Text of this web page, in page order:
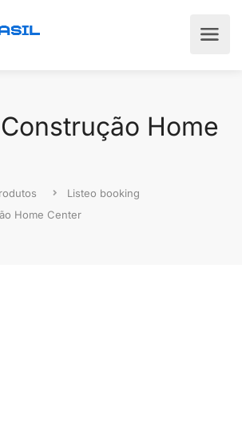
Home
Listeo booking
Home Center